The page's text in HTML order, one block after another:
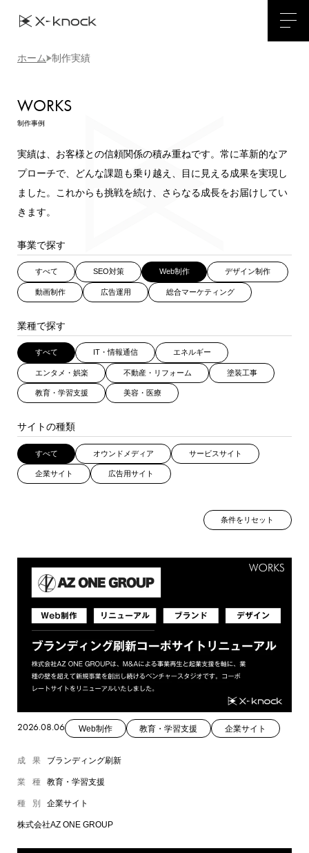
ホーム 制作実績
WORKS
制作事例
実績は、お客様との信頼関係の積み重ねです。常に革新的なア
プローチで、どんな課題も乗り越え、目に見える成果を実現し
ました。
これからも挑戦を続け、さらなる成長をお届けしてい
きます。
事業で探す
すべて SEO対策 Web制作 デザイン制作
動画制作 広告運用 総合マーケティング
業種で探す
すべて IT・情報通信 エネルギー
エンタメ・娯楽 不動産・リフォーム 塗装工事
教育・学習支援 美容・医療
サイトの種類
すべて オウンドメディア サービスサイト
企業サイト 広告用サイト
条件をリセット
2026.08.06 Web制作 教育・学習支援 企業サイト
成果 ブランディング刷新
業種教育・学習支援
種別企業サイト
株式会社AZ ONE GROUP